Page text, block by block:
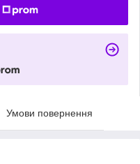
Умови повернення